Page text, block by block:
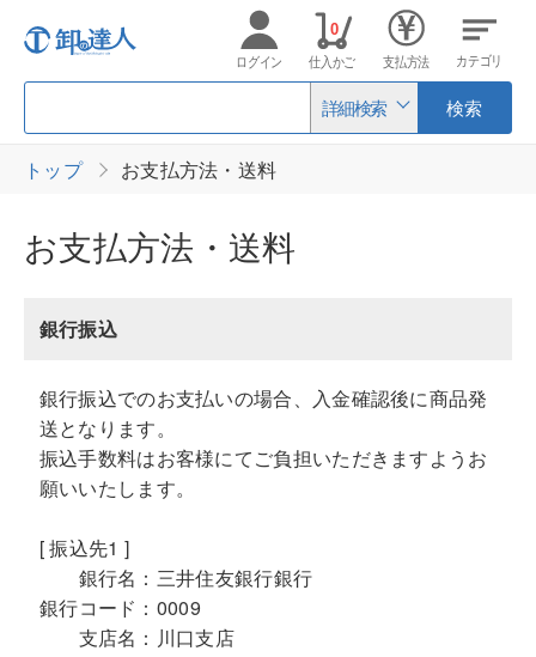
詳細検索 検索
ログイン 仕入かご
0
支払方法 カテゴリ
トップ お支払方法・送料
お支払方法・送料
銀行振込
銀行振込でのお支払いの場合、入金確認後に商品発
送となります。
振込手数料はお客様にてご負担いただきますようお
願いいたします。
[ 振込先1 ]
銀行名： 三井住友銀行銀行
銀行コード： 0009
支店名： 川口支店